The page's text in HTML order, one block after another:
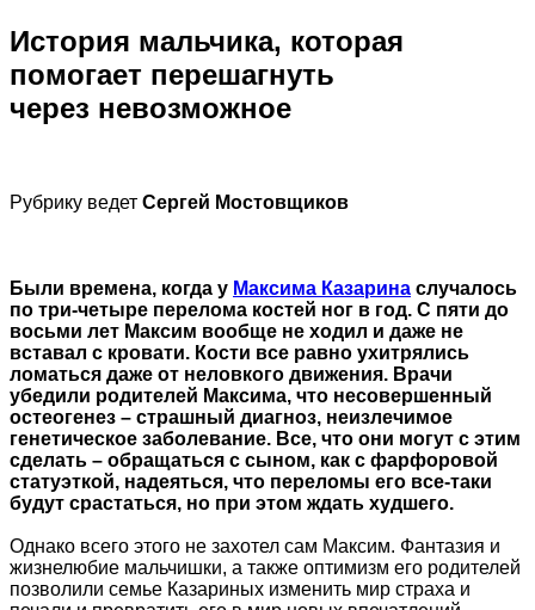
История мальчика, которая
помогает перешагнуть
через невозможное
Рубрику ведет Сергей Мостовщиков
Были времена, когда у Максима Казарина случалось
по три-четыре перелома костей ног в год. С пяти до
восьми лет Максим вообще не ходил и даже не
вставал с кровати. Кости все равно ухитрялись
ломаться даже от неловкого движения. Врачи
убедили родителей Максима, что несовершенный
остеогенез – страшный диагноз, неизлечимое
генетическое заболевание. Все, что они могут с этим
сделать – обращаться с сыном, как с фарфоровой
статуэткой, надеяться, что переломы его все-таки
будут срастаться, но при этом ждать худшего.
Однако всего этого не захотел сам Максим. Фантазия и
жизнелюбие мальчишки, а также оптимизм его родителей
позволили семье Казариных изменить мир страха и